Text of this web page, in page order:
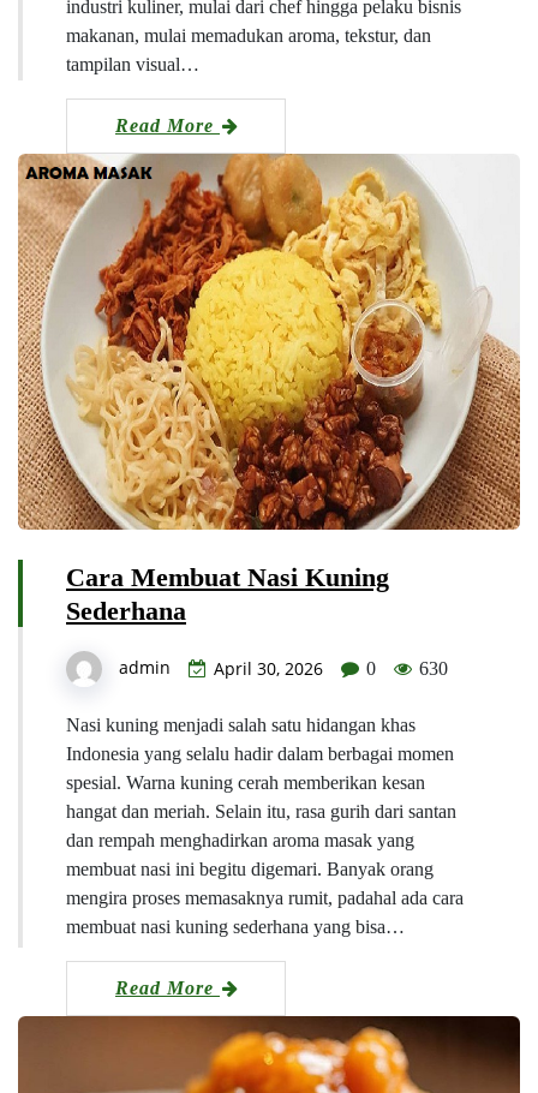
industri kuliner, mulai dari chef hingga pelaku bisnis
makanan, mulai memadukan aroma, tekstur, dan
tampilan visual…
Read More
Cara Membuat Nasi Kuning
Sederhana
admin April 30, 2026 0 630
Nasi kuning menjadi salah satu hidangan khas
Indonesia yang selalu hadir dalam berbagai momen
spesial. Warna kuning cerah memberikan kesan
hangat dan meriah. Selain itu, rasa gurih dari santan
dan rempah menghadirkan aroma masak yang
membuat nasi ini begitu digemari. Banyak orang
mengira proses memasaknya rumit, padahal ada cara
membuat nasi kuning sederhana yang bisa…
Read More